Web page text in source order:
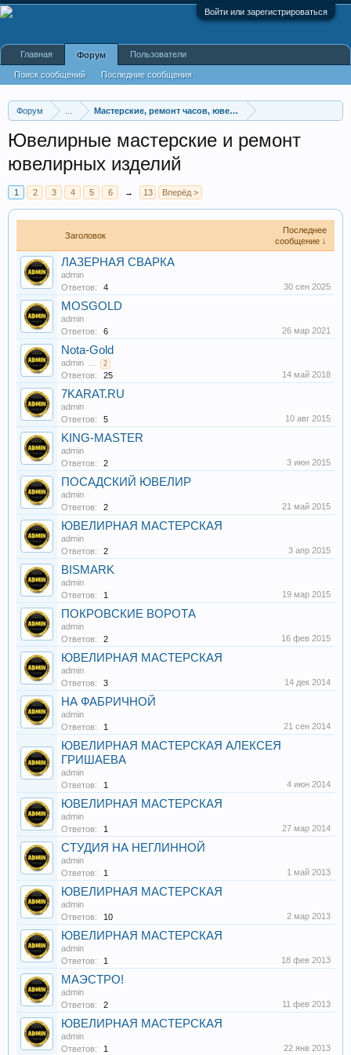
Войти или зарегистрироваться
Форум Мастерские, ремонт часов, ювелирных украшений, меб
Ювелирные мастерские и ремонт
ювелирных изделий
1 2 3 4 5 6 → 13 Вперёд >
Заголовок
Последнее
сообщение ↓
ЛАЗЕРНАЯ СВАРКА
admin
Ответов:
4 30 сен 2025
MOSGOLD
admin
Ответов:
6 26 мар 2021
Nota-Gold
admin ... 2
Ответов: 25 14 май 2018
7KARAT.RU
admin
Ответов:
5 10 авг 2015
KING-MASTER
admin
Ответов:
2 3 июн 2015
ПОСАДСКИЙ ЮВЕЛИР
admin
Ответов:
2 21 май 2015
ЮВЕЛИРНАЯ МАСТЕРСКАЯ
admin
Ответов:
2 3 апр 2015
BISMARK
admin
Ответов:
1 19 мар 2015
ПОКРОВСКИЕ ВОРОТА
admin
Ответов:
2 16 фев 2015
ЮВЕЛИРНАЯ МАСТЕРСКАЯ
admin
Ответов:
3 14 дек 2014
НА ФАБРИЧНОЙ
admin
Ответов:
1 21 сен 2014
ЮВЕЛИРНАЯ МАСТЕРСКАЯ АЛЕКСЕЯ
ГРИШАЕВА
admin
Ответов:
1 4 июн 2014
ЮВЕЛИРНАЯ МАСТЕРСКАЯ
admin
Ответов:
1 27 мар 2014
СТУДИЯ НА НЕГЛИННОЙ
admin
Ответов:
1 1 май 2013
ЮВЕЛИРНАЯ МАСТЕРСКАЯ
admin
Ответов:
10 2 мар 2013
ЮВЕЛИРНАЯ МАСТЕРСКАЯ
admin
Ответов:
1 18 фев 2013
МАЭСТРО!
admin
Ответов:
2 11 фев 2013
ЮВЕЛИРНАЯ МАСТЕРСКАЯ
admin
Ответов:
1 22 янв 2013
Главная Форум
Поиск сообщений Последние сообщения
Пользователи